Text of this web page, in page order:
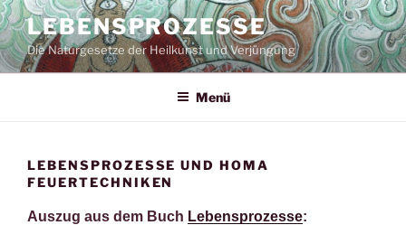
Zum
Inhalt
springen
LEBENSPROZESSE
Die Naturgesetze der Heilkunst und Verjüngung
Menü
LEBENSPROZESSE UND HOMA
FEUERTECHNIKEN
Auszug aus dem Buch Lebensprozesse: